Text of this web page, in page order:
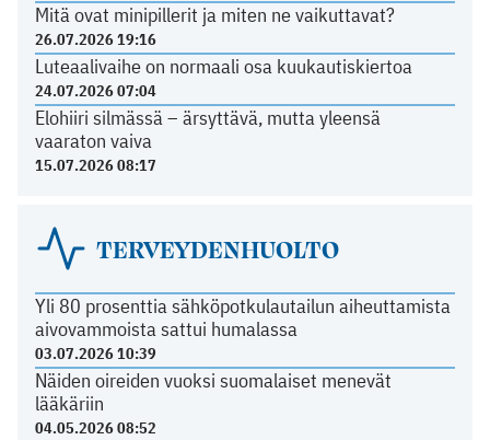
Mitä ovat minipillerit ja miten ne vaikuttavat?
26.07.2026 19:16
Luteaalivaihe on normaali osa kuukautiskiertoa
24.07.2026 07:04
Elohiiri silmässä – ärsyttävä, mutta yleensä
vaaraton vaiva
15.07.2026 08:17
TERVEYDENHUOLTO
Yli 80 prosenttia sähköpotkulautailun aiheuttamista
aivovammoista sattui humalassa
03.07.2026 10:39
Näiden oireiden vuoksi suomalaiset menevät
lääkäriin
04.05.2026 08:52